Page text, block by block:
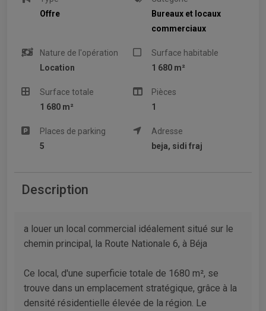
Offre
Bureaux et locaux
commerciaux
Nature de l'opération
Location
Surface habitable
1 680 m²
Surface totale
1 680 m²
Pièces
1
Places de parking
5
Adresse
beja, sidi fraj
Description
a louer un local commercial idéalement situé sur le
chemin principal, la Route Nationale 6, à Béja
Ce local, d'une superficie totale de 1680 m², se
trouve dans un emplacement stratégique, grâce à la
densité résidentielle élevée de la région. Le